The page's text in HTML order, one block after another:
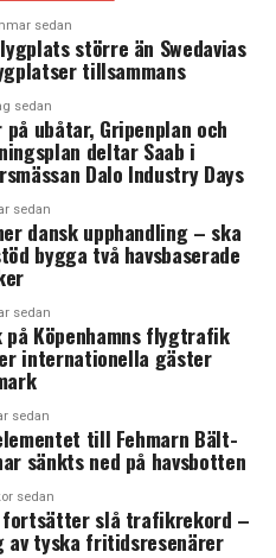
för att bli ett
behöver vi tydligare
och en
regeringen tagit fram en
Hellmark Knutsson,
och forskning, i ett
inrätta ett råd och ett
svenska arbetet med
De vill också stärka
områden som är
Max IV och
två anläggningarna.
göra ESS ledande i
blir offentliga när
riksdagen. (News
sedan
större än Swedavias
tillsammans
sedan
på ubåtar, Gripenplan och
deltar Saab i
Dalo Industry Days
sedan
dansk upphandling – ska
bygga två havsbaserade
sedan
Köpenhamns flygtrafik
internationella gäster
sedan
till Fehmarn Bält-
sänkts ned på havsbotten
sedan
fortsätter slå trafikrekord –
tyska fritidsresenärer